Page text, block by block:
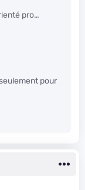
pro…
pour